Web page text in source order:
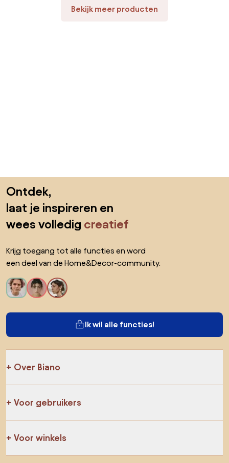
Bekijk meer producten
Ontdek,
laat je inspireren en
wees volledig creatief
Krijg toegang tot alle functies en word
een deel van de Home&Decor-community.
Ik wil alle functies!
Over Biano
Voor gebruikers
Voor winkels